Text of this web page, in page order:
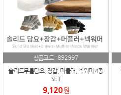
상품코드 :892997
솔리드무릎담요, 장갑, 머플러, 넥워머 4종
SET
9,120원